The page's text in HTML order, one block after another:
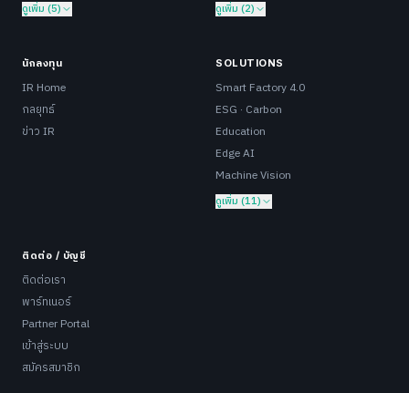
ดูเพิ่ม (5) ดูเพิ่ม (2)
นักลงทุน
IR Home
กลยุทธ์
ข่าว IR
SOLUTIONS
Smart Factory 4.0
ESG · Carbon
Education
Edge AI
Machine Vision
ดูเพิ่ม (11)
ติดต่อ / บัญชี
ติดต่อเรา
พาร์ทเนอร์
Partner Portal
เข้าสู่ระบบ
สมัครสมาชิก